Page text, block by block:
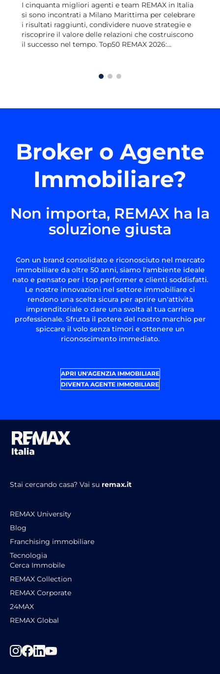
I cinquanta migliori agenti e team REMAX in Italia
si sono incontrati a Milano Marittima per celebrare
i risultati raggiunti, condividere nuove strategie e
riscoprire il valore delle relazioni che costruiscono
il successo nel tempo. Top50 REMAX 2026:...
Broker o Agente
Immobiliare?
Non importa, REMAX ha la
soluzione giusta
Con un brand consolidato e riconosciuto nel mercato
immobiliare da oltre 50 anni, siamo l'ambiente ideale
nato e pensato per i top performer e clienti soddisfatti.
Le nostre innovazioni nel settore immobiliare ci
rendono una scelta sicura per aprire un'attività
imprenditoriale o dare una svolta al tua carriera
professionale. Sfrutta il potere del nostro marchio per
spiccare il volo senza timori e ottenere un
riconoscimento immediato.
APRI UN'AGENZIA IMMOBILIARE
DIVENTA AGENTE IMMOBILIARE
Stai cercando casa? Vai su remax.it
REMAX University
Blog
Franchising immobiliare
Tecnologia
Cerca Immobile
REMAX Collection
REMAX Corporate
24MAX
REMAX Global